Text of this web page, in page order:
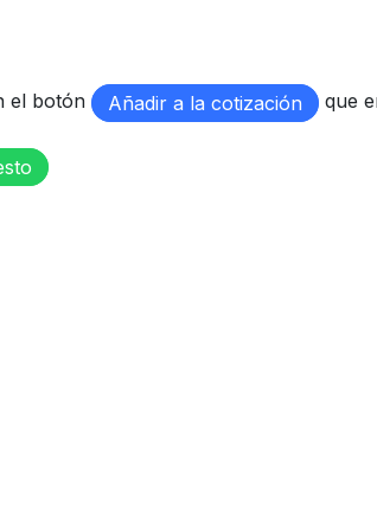
el botón Añadir a la cotización que